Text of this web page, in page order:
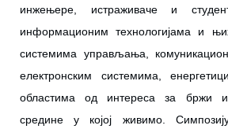
инжењере, истраживаче и
информационим технологијама и
системима управљања,
електронским системима,
областима од интереса за бржи и
средине у којој живимо.